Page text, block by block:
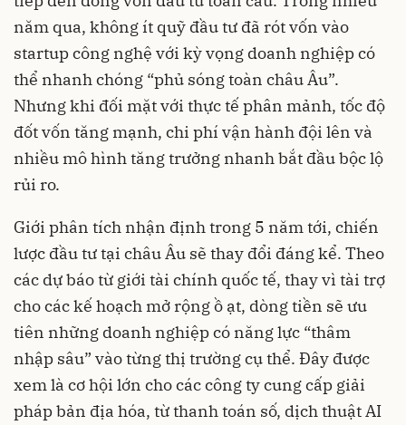
năm qua, không ít quỹ đầu tư đã rót vốn vào
startup công nghệ với kỳ vọng doanh nghiệp có
thể nhanh chóng “phủ sóng toàn châu Âu”.
Nhưng khi đối mặt với thực tế phân mảnh, tốc độ
đốt vốn tăng mạnh, chi phí vận hành đội lên và
nhiều mô hình tăng trưởng nhanh bắt đầu bộc lộ
rủi ro.
Giới phân tích nhận định trong 5 năm tới, chiến
lược đầu tư tại châu Âu sẽ thay đổi đáng kể. Theo
các dự báo từ giới tài chính quốc tế, thay vì tài trợ
cho các kế hoạch mở rộng ồ ạt, dòng tiền sẽ ưu
tiên những doanh nghiệp có năng lực “thâm
nhập sâu” vào từng thị trường cụ thể. Đây được
xem là cơ hội lớn cho các công ty cung cấp giải
pháp bản địa hóa, từ thanh toán số, dịch thuật AI